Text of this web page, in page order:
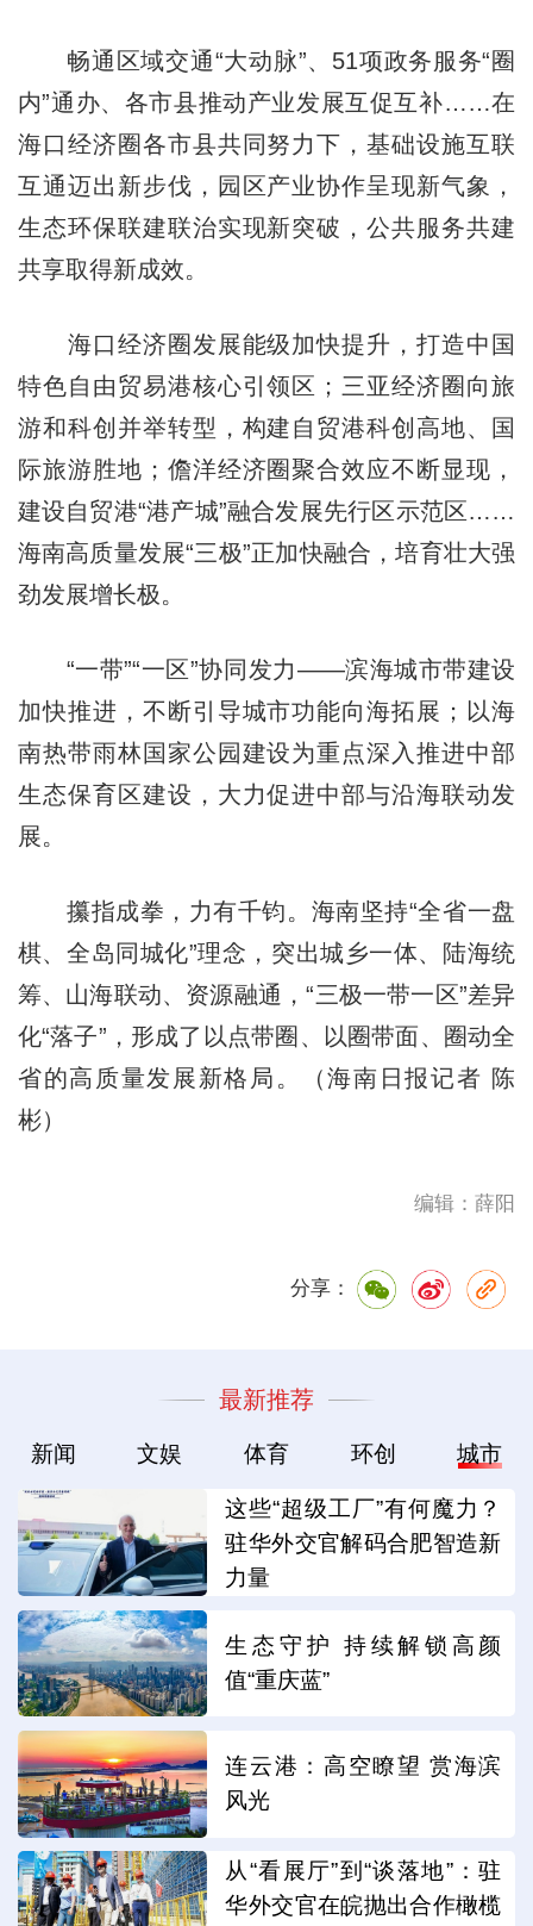
畅通区域交通“大动脉”、51项政务服务“圈
内”通办、各市县推动产业发展互促互补……在
海口经济圈各市县共同努力下，基础设施互联
互通迈出新步伐，园区产业协作呈现新气象，
生态环保联建联治实现新突破，公共服务共建
共享取得新成效。
海口经济圈发展能级加快提升，打造中国
特色自由贸易港核心引领区；三亚经济圈向旅
游和科创并举转型，构建自贸港科创高地、国
际旅游胜地；儋洋经济圈聚合效应不断显现，
建设自贸港“港产城”融合发展先行区示范区……
海南高质量发展“三极”正加快融合，培育壮大强
劲发展增长极。
“一带”“一区”协同发力——滨海城市带建设
加快推进，不断引导城市功能向海拓展；以海
南热带雨林国家公园建设为重点深入推进中部
生态保育区建设，大力促进中部与沿海联动发
展。
攥指成拳，力有千钧。海南坚持“全省一盘
棋、全岛同城化”理念，突出城乡一体、陆海统
筹、山海联动、资源融通，“三极一带一区”差异
化“落子”，形成了以点带圈、以圈带面、圈动全
省的高质量发展新格局。（海南日报记者 陈
彬）
编辑：薛阳
分享：
最新推荐
新闻 文娱 体育 环创 城市
这些“超级工厂”有何魔力？
驻华外交官解码合肥智造新
力量
生态守护 持续解锁高颜
值“重庆蓝”
连云港：高空瞭望 赏海滨
风光
从“看展厅”到“谈落地”：驻
华外交官在皖抛出合作橄榄